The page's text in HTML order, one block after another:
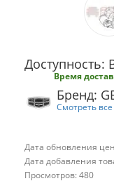
Доступность:
Время
Бренд:
Смотреть
Дата обновления
Дата добавления
Просмотров: 480